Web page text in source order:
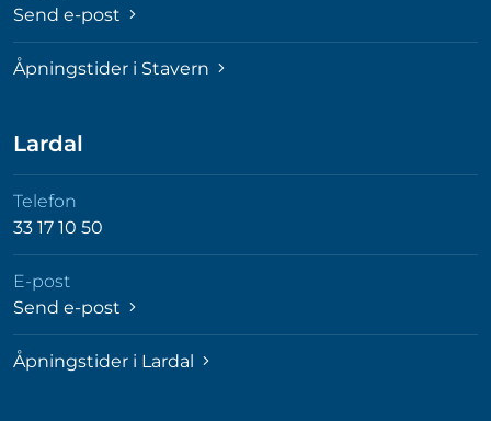
Send e-post
Åpningstider i Stavern
Lardal
Telefon
33 17 10 50
E-post
Send e-post
Åpningstider i Lardal